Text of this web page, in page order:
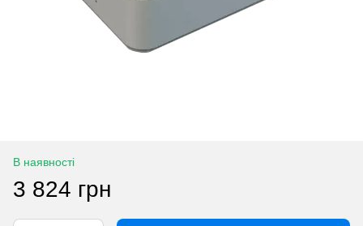
В наявності
3 824 грн